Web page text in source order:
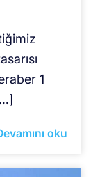
1
oku